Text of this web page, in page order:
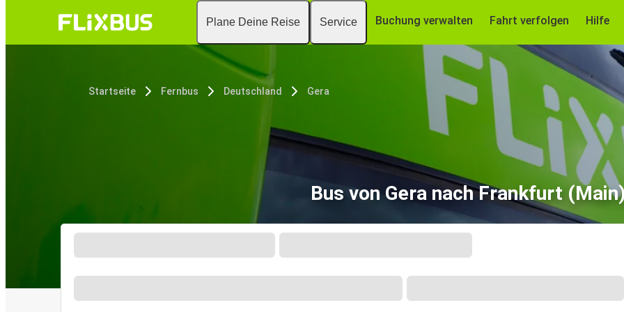
Plane Deine Reise Service Buchung verwalten Fahrt verfolgen Hilfe
Startseite Fernbus Deutschland Gera
Bus von Gera nach Frankfurt